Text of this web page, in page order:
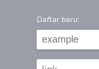
Daftar baru: